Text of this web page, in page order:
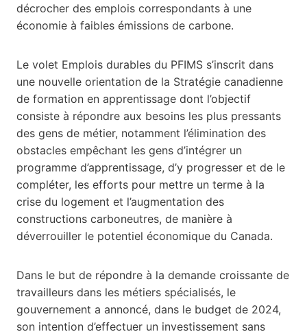
décrocher des emplois correspondants à une
économie à faibles émissions de carbone.
Le volet Emplois durables du PFIMS s’inscrit dans
une nouvelle orientation de la Stratégie canadienne
de formation en apprentissage dont l’objectif
consiste à répondre aux besoins les plus pressants
des gens de métier, notamment l’élimination des
obstacles empêchant les gens d’intégrer un
programme d’apprentissage, d’y progresser et de le
compléter, les efforts pour mettre un terme à la
crise du logement et l’augmentation des
constructions carboneutres, de manière à
déverrouiller le potentiel économique du Canada.
Dans le but de répondre à la demande croissante de
travailleurs dans les métiers spécialisés, le
gouvernement a annoncé, dans le budget de 2024,
son intention d’effectuer un investissement sans